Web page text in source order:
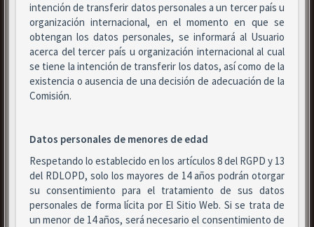
intención de transferir datos personales a un tercer país u
organización internacional, en el momento en que se
obtengan los datos personales, se informará al Usuario
acerca del tercer país u organización internacional al cual
se tiene la intención de transferir los datos, así como de la
existencia o ausencia de una decisión de adecuación de la
Comisión.
Datos personales de menores de edad
Respetando lo establecido en los artículos 8 del RGPD y 13
del RDLOPD, solo los mayores de 14 años podrán otorgar
su consentimiento para el tratamiento de sus datos
personales de forma lícita por El Sitio Web. Si se trata de
un menor de 14 años, será necesario el consentimiento de